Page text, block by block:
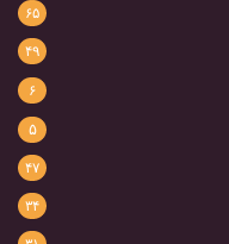
۶۵
۴۹
۶
۵
۴۷
۳۴